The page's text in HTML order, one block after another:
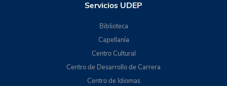
Servicios UDEP
Biblioteca
Capellanía
Centro Cultural
Centro de Desarrollo de Carrera
Centro de Idiomas